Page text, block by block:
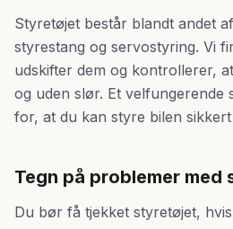
Styretøjet består blandt andet
styrestang og servostyring. Vi
udskifter dem og kontrollerer,
og uden slør. Et velfungerende
for, at du kan styre bilen
Tegn på problemer
Du bør få tjekket styretøjet,